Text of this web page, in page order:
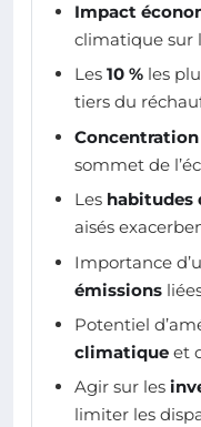
Impact
climatique sur
Les 10 % les
tiers du
sommet de
Les habitudes
aisés
Importance
émissions
Potentiel
climatique et
Agir sur les
limiter les